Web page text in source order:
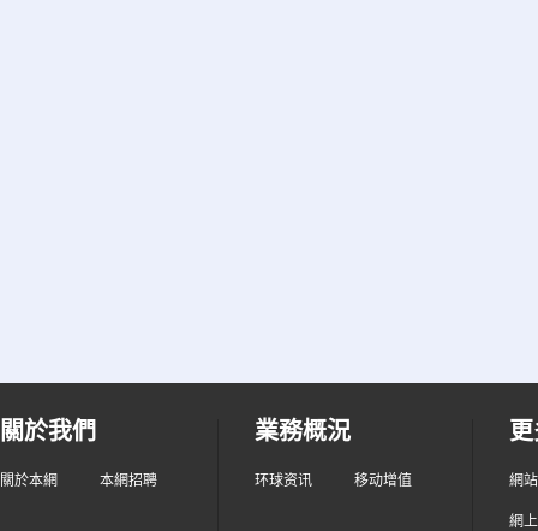
關於我們
關於本網 本網招聘
業務概況
环球资讯 移动增值 網
網